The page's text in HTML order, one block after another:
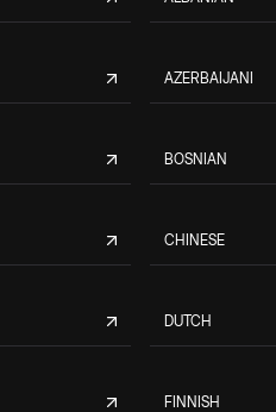
AZERBAIJANI
BOSNIAN
CHINESE
DUTCH
FINNISH